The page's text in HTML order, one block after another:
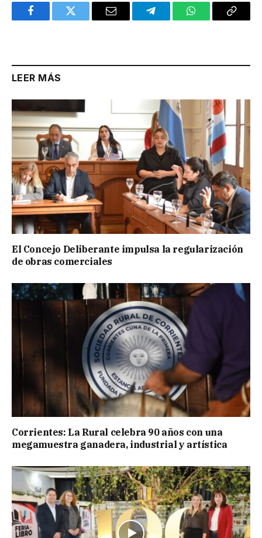
FacebookTwitter Email TelegramWhatsAppCopy
LEER MÁS
El Concejo Deliberante impulsa la regularización
de obras comerciales
Corrientes: La Rural celebra 90 años con una
megamuestra ganadera, industrial y artística